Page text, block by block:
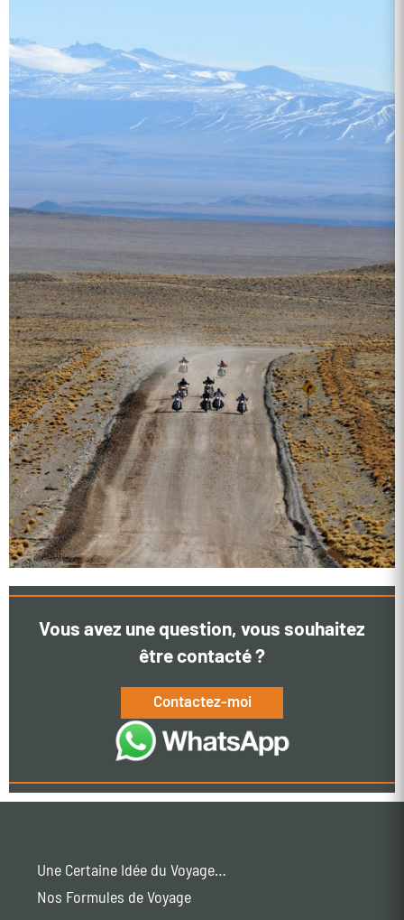
Vous avez une question, vous souhaitez
être contacté ?
Contactez-moi
Une Certaine Idée du Voyage…
Nos Formules de Voyage